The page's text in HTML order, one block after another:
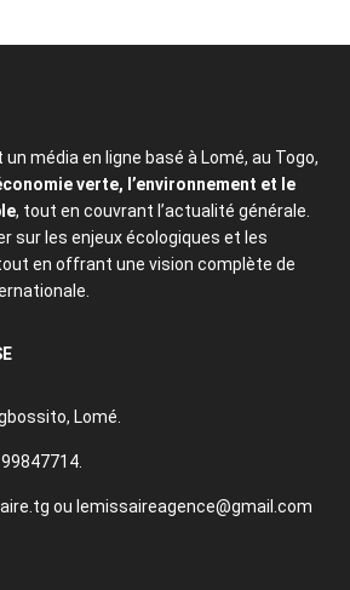
un média en ligne basé à Lomé, au Togo,
verte, l’environnement et le
, tout en couvrant l’actualité générale.
sur les enjeux écologiques et les
en offrant une vision complète de
Lomé.
ou lemissaireagence@gmail.com